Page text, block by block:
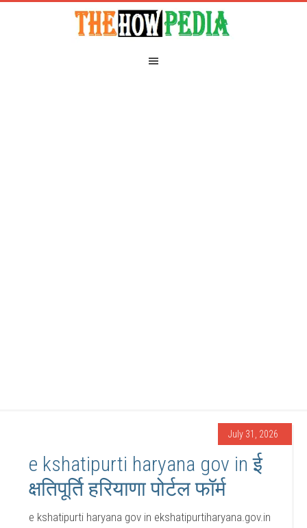
July 31, 2026
e kshatipurti haryana gov in ई
क्षतिपूर्ति हरियाणा पोर्टल फॉर्म
e kshatipurti haryana gov in ekshatipurtiharyana.gov.in